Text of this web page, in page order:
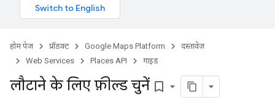
होम पेज प्रॉडक्ट Google Maps Platform
दस्तावेज़
Web Services
Places API गाइड
लौटाने के लिए फ़ील्ड चुनें bookmark_border